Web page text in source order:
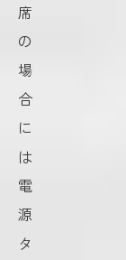
席
の
場
合
に
は
電
源
タ